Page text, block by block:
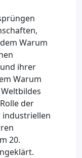
Warum
ihrer
Warum
der
industriellen
20.